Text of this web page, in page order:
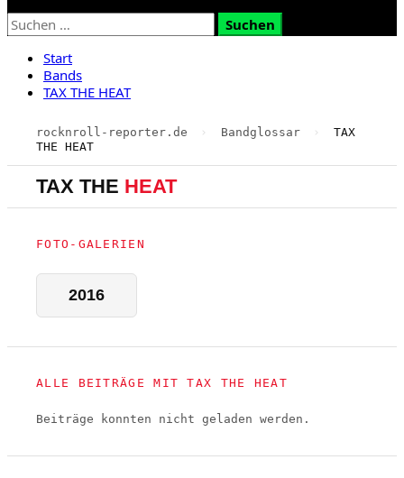
Suchen
nach:
Start
Bands
TAX THE HEAT
rocknroll-reporter.de › Bandglossar ›
TAX
THE HEAT
TAX THE HEAT
FOTO-GALERIEN
2016
ALLE BEITRÄGE MIT TAX THE HEAT
Beiträge konnten nicht geladen werden.